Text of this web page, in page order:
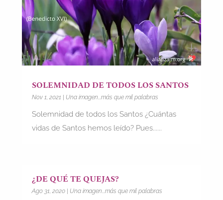
SOLEMNIDAD DE TODOS LOS SANTOS
Nov 1, 2021 | Una imagen...más que mil palabras
Solemnidad de todos los Santos ¿Cuántas
vidas de Santos hemos leído? Pues......
¿DE QUÉ TE QUEJAS?
Ago 31, 2020| Una imagen...más que mil palabras